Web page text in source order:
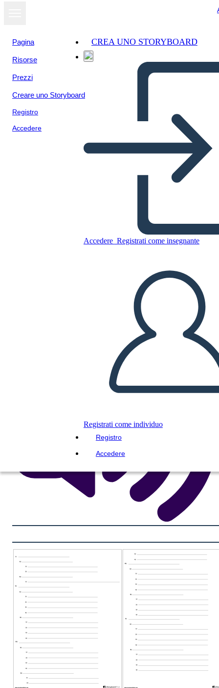
Pagina
Risorse
Prezzi
Creare uno Storyboard
Registro
Accedere
CREA UNO STORYBOARD
Accedere Registrati come insegnante
Registrati come individuo
Registro
Accedere
2. Ülevaade
Copia questo Storyboard
CREARE UNO STORYBOARD
RIPRODURRE LA PRESENTAZIONE
LEGGIMI
Visualizza
come